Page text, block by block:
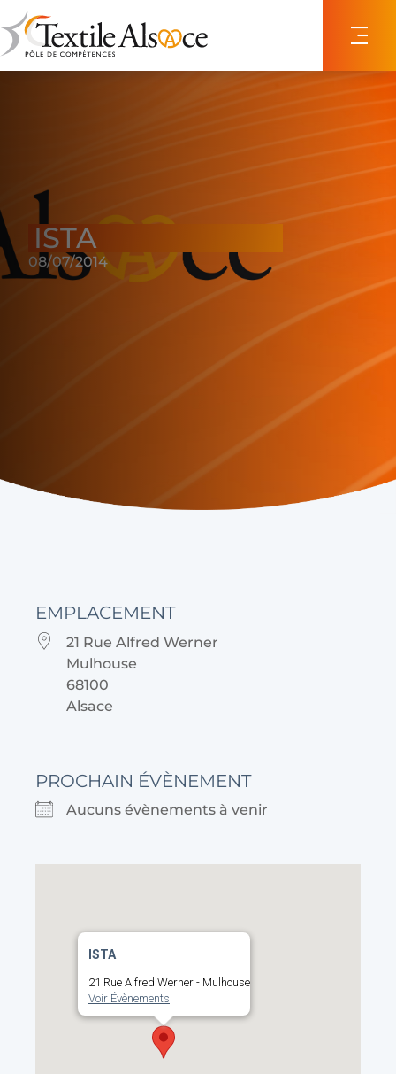
ISTA
08/07/2014
EMPLACEMENT
21 Rue Alfred Werner
Mulhouse
68100
Alsace
PROCHAIN ÉVÈNEMENT
Aucuns évènements à venir
ISTA
21 Rue Alfred Werner - Mulhouse
Voir Évènements
Panneau de gestion des cookies